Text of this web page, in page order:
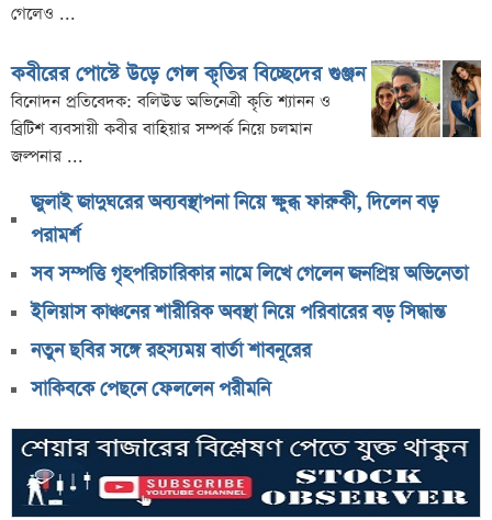
গেলেও ...
কবীরের পোস্টে উড়ে গেল কৃতির বিচ্ছেদের গুঞ্জন
বিনোদন প্রতিবেদক: বলিউড অভিনেত্রী কৃতি শ্যানন ও
ব্রিটিশ ব্যবসায়ী কবীর বাহিয়ার সম্পর্ক নিয়ে চলমান
জল্পনার ...
জুলাই জাদুঘরের অব্যবস্থাপনা নিয়ে ক্ষুব্ধ ফারুকী, দিলেন বড়
পরামর্শ
সব সম্পত্তি গৃহপরিচারিকার নামে লিখে গেলেন জনপ্রিয় অভিনেতা
ইলিয়াস কাঞ্চনের শারীরিক অবস্থা নিয়ে পরিবারের বড় সিদ্ধান্ত
নতুন ছবির সঙ্গে রহস্যময় বার্তা শাবনূরের
সাকিবকে পেছনে ফেললেন পরীমনি